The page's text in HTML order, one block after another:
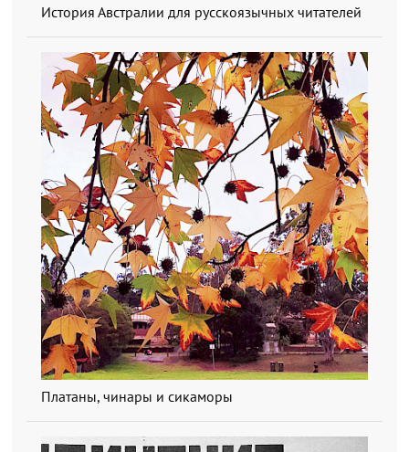
История Австралии для русскоязычных читателей
Платаны, чинары и сикаморы